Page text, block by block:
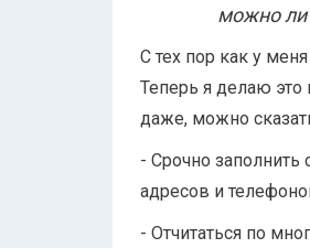
можно ли
С тех пор как у
Теперь я делаю это
даже, можно
- Срочно
адресов и
- Отчитаться по